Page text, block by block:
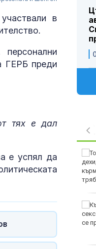
в
ГЕРБ преди
тях е дал
е успял да
Задържаха
у когото
обявен е
код за 21